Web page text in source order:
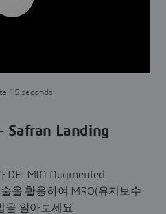
15 seconds
Safran Landing
DELMIA Augmented
을 활용하여 MRO(유지보수
을 알아보세요.